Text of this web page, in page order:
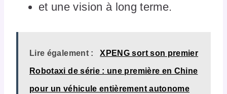
et une vision à long terme.
Lire également : XPENG sort son premier
Robotaxi de série : une première en Chine
pour un véhicule entièrement autonome